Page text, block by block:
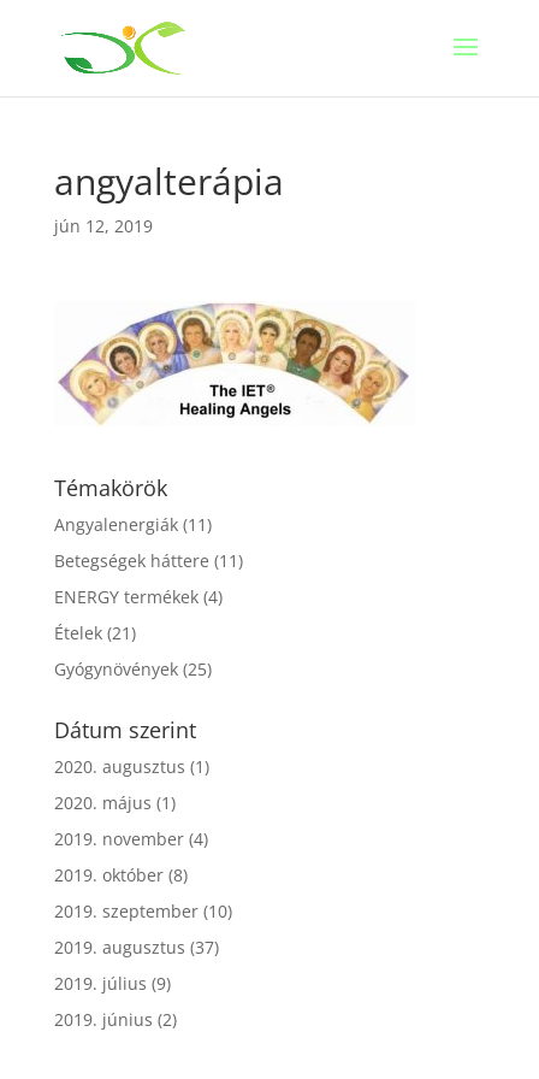
angyalterápia
jún 12, 2019
Témakörök
Angyalenergiák(11)
Betegségek háttere (11)
ENERGY termékek(4)
Ételek(21)
Gyógynövények(25)
Dátum szerint
2020. augusztus (1)
2020. május (1)
2019. november(4)
2019. október(8)
2019. szeptember(10)
2019. augusztus (37)
2019. július (9)
2019. június (2)